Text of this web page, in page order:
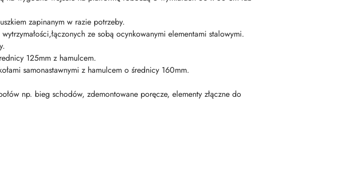
zapinanym w razie potrzeby.
ze sobą ocynkowanymi elementami stalowymi.
125mm z hamulcem.
samonastawnymi z hamulcem o średnicy 160mm.
np. bieg schodów, zdemontowane poręcze, elementy złączne do